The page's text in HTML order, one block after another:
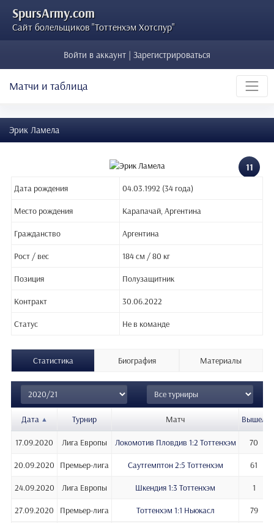
SpursArmy.com
Сайт болельщиков "Тоттенхэм Хотспур"
Войти в аккаунт | Зарегистрироваться
Матчи и таблица
Эрик Ламела
11
Дата рождения 04.03.1992 (34 года)
Место рождения Карапачай, Аргентина
Гражданство Аргентина
Рост / вес 184 см / 80 кг
Позиция Полузащитник
Контракт 30.06.2022
Статус Не в команде
Статистика Биография Материалы
Дата Турнир Матч Вышел
17.09.2020 Лига Европы Локомотив Пловдив 1:2 Тоттенхэм 70
20.09.2020 Премьер-лига Саутгемптон 2:5 Тоттенхэм 61
24.09.2020 Лига Европы Шкендия 1:3 Тоттенхэм 1
27.09.2020 Премьер-лига Тоттенхэм 1:1 Ньюкасл 79